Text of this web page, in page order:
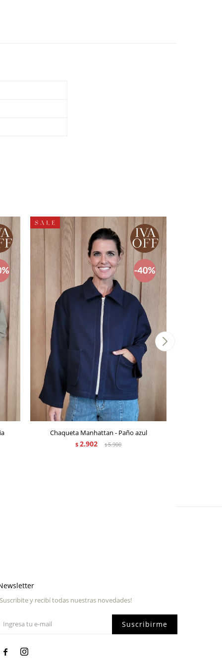
Chaqueta Manhattan - Paño azul
$ 2.902 $5.900
y recibí todas nuestras novedades!
Suscribirme
 